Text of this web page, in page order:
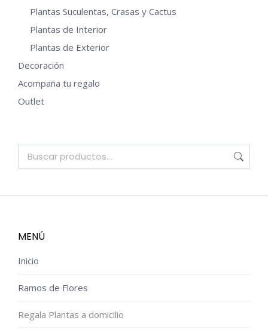
Plantas Suculentas, Crasas y Cactus
Plantas de Interior
Plantas de Exterior
Decoración
Acompaña tu regalo
Outlet
MENÚ
Inicio
Ramos de Flores
Regala Plantas a domicilio